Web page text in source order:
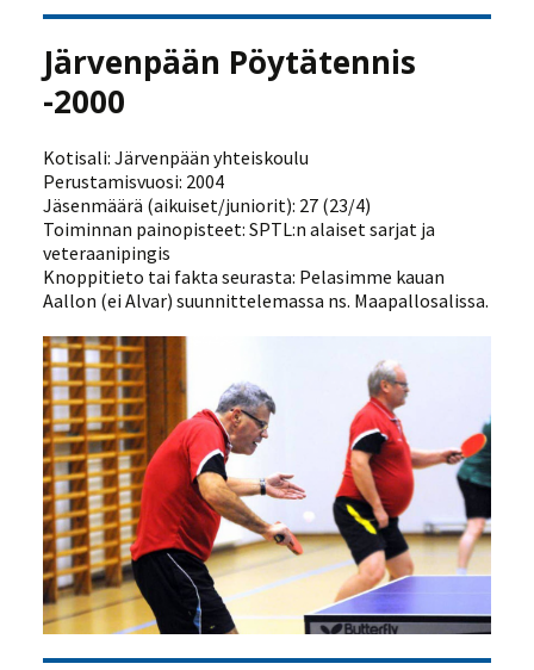
Järvenpään Pöytätennis
-2000
Kotisali: Järvenpään yhteiskoulu
Perustamisvuosi: 2004
Jäsenmäärä (aikuiset/juniorit): 27 (23/4)
Toiminnan painopisteet: SPTL:n alaiset sarjat ja
veteraanipingis
Knoppitieto tai fakta seurasta: Pelasimme kauan
Aallon (ei Alvar) suunnittelemassa ns. Maapallosalissa.